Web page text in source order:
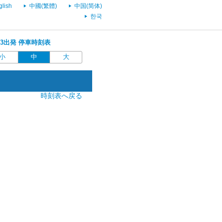
中國(繁體)
中国(简体)
한국
出発 停車時刻表
中 大
時刻表へ戻る